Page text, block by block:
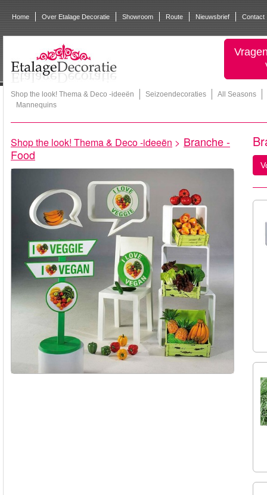
Home Over Etalage Decoratie Showroom Route Nieuwsbrief Contact
Shop the look! Thema & Deco -ideeën Seizoendecoraties
All Seasons
Mannequins
Shop the look! Thema & Deco -ideeën > Branche -
Food